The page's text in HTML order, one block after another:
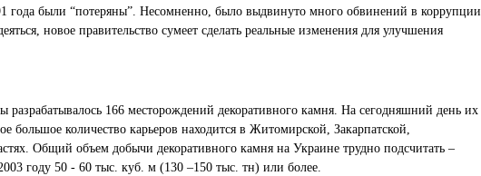
года были “потеряны”. Несомненно, было выдвинуто много обвинений в коррупции
новое правительство сумеет сделать реальные изменения для улучшения
разрабатывалось 166 месторождений декоративного камня. На сегодняшний день их
большое количество карьеров находится в Житомирской, Закарпатской,
Общий объем добычи декоративного камня на Украине трудно подсчитать –
году 50 - 60 тыс. куб. м (130 –150 тыс. тн) или более.